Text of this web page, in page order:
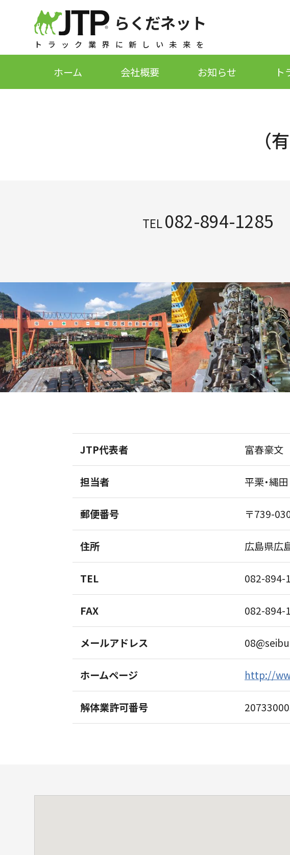
らくだネット
トラック業界に新しい未来を
ホーム 会社概要 お知らせ
（
TEL 082-894-1285
JTP代表者 富春豪文
担当者 平栗・縄田
郵便番号 〒739-
住所 広島県広
TEL 082-894-
FAX 082-894-
メールアドレス
ホームページ http://
解体業許可番号